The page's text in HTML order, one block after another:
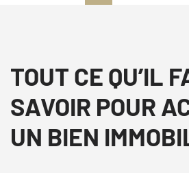
TOUT CE QU’IL
SAVOIR POUR
UN BIEN